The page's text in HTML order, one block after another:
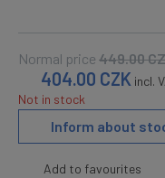
Normal price 449.00
404.00 CZK incl.
Not in stock
Inform about
Add to favourites